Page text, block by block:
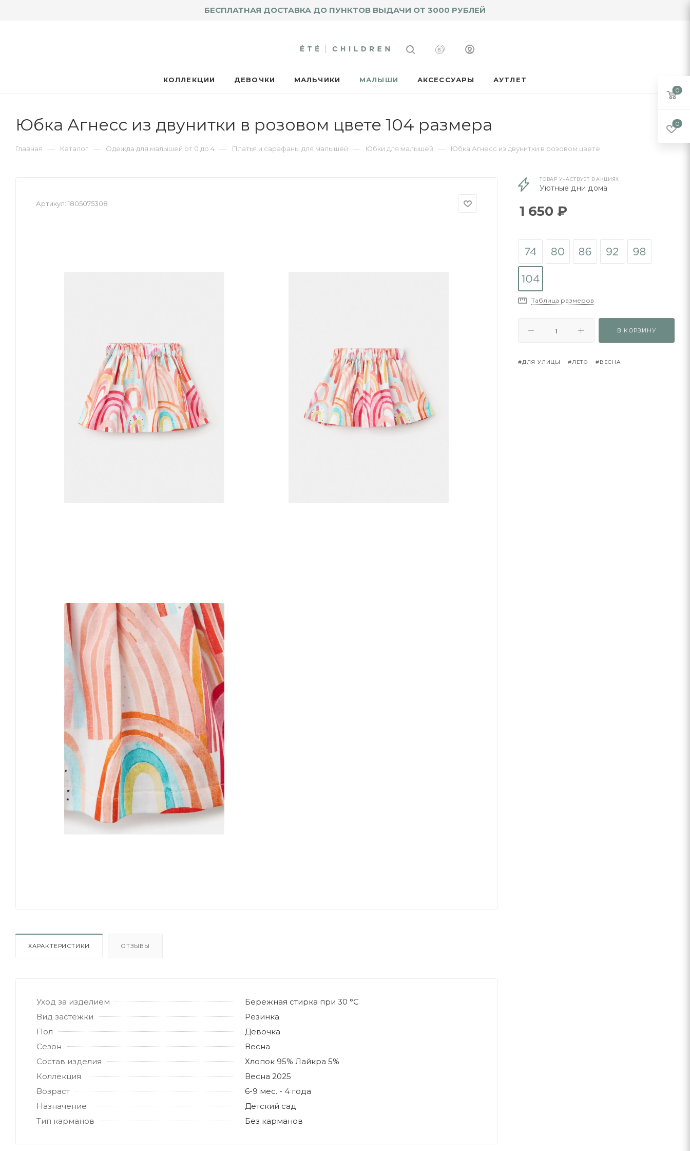
БЕСПЛАТНАЯ ДОСТАВКА ДО ПУНКТОВ ВЫДАЧИ ОТ 3000 РУБЛЕЙ
КОЛЛЕКЦИИ ДЕВОЧКИ МАЛЬЧИКИ МАЛЫШИ АКСЕССУАРЫ АУТЛЕТ
Юбка Агнесс из двунитки в розовом цвете 104 размера
Главная — Каталог — Одежда для малышей от 0 до 4 — Платья и сарафаны для малышей — Юбки для малышей — Юбка Агнесс из двунитки в розовом цвете
Артикул: 1805075308
ХАРАКТЕРИСТИКИ ОТЗЫВЫ
Уход за изделием
Бережная стирка при 30 °C
Вид застежки
Резинка
Пол
Девочка
Сезон
Весна
Состав изделия
Хлопок 95% Лайкра 5%
Коллекция
Весна 2025
Возраст
6-9 мес. - 4 года
Назначение
Детский сад
Тип карманов
Без карманов
ТОВАР УЧАСТВУЕТ В АКЦИЯХ
Уютные дни дома
1 650 ₽
Таблица размеров
В КОРЗИНУ
#ДЛЯ УЛИЦЫ #ЛЕТО #ВЕСНА
0
0